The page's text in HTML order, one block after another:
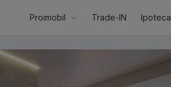
Proimobil Trade-IN Ipoteca